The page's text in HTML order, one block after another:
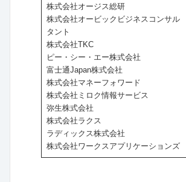
株式会社オージス総研
株式会社オービックビジネスコンサル
タント
株式会社TKC
ピー・シー・エー株式会社
富士通Japan株式会社
株式会社マネーフォワード
株式会社ミロク情報サービス
弥生株式会社
株式会社ラクス
ラディックス株式会社
株式会社ワークスアプリケーションズ